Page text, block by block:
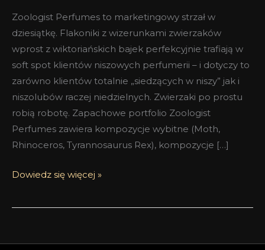
Zoologist Perfumes to marketingowy strzał w
dziesiątkę. Flakoniki z wizerunkami zwierzaków
wprost z wiktoriańskich bajek perfekcyjnie trafiają w
soft spot klientów niszowych perfumerii – i dotyczy to
zarówno klientów totalnie „siedzących w niszy” jak i
niszolubów raczej niedzielnych. Zwierzaki po prostu
robią robotę. Zapachowe portfolio Zoologist
Perfumes zawiera kompozycje wybitne (Moth,
Rhinoceros, Tyrannosaurus Rex), kompozycje […]
Dowiedz się więcej »